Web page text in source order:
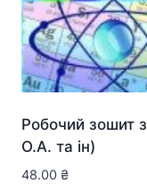
Робочий зошит
О.А. та ін)
48.00 ₴